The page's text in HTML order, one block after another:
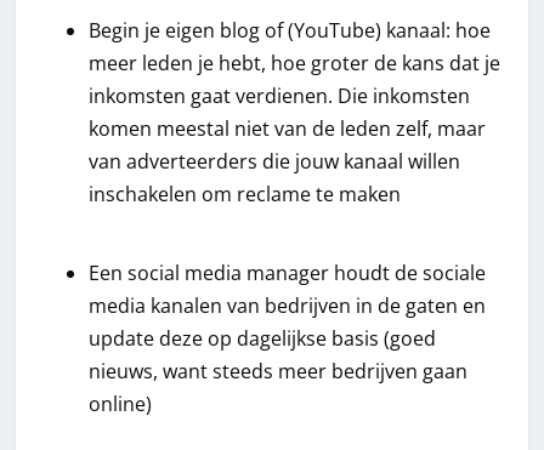
Begin je eigen blog of (YouTube) kanaal: hoe
meer leden je hebt, hoe groter de kans dat je
inkomsten gaat verdienen. Die inkomsten
komen meestal niet van de leden zelf, maar
van adverteerders die jouw kanaal willen
inschakelen om reclame te maken
Een social media manager houdt de sociale
media kanalen van bedrijven in de gaten en
update deze op dagelijkse basis (goed
nieuws, want steeds meer bedrijven gaan
online)